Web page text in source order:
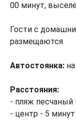
00 минут,
Гости с
размещаются
Автостоянка:
Расстояния:
- пляж песчаный
- центр - 5 минут